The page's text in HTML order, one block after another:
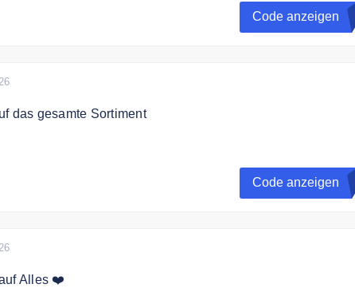
Code anzeigen
das gesamte Sortiment
Code anzeigen
Alles ❤️